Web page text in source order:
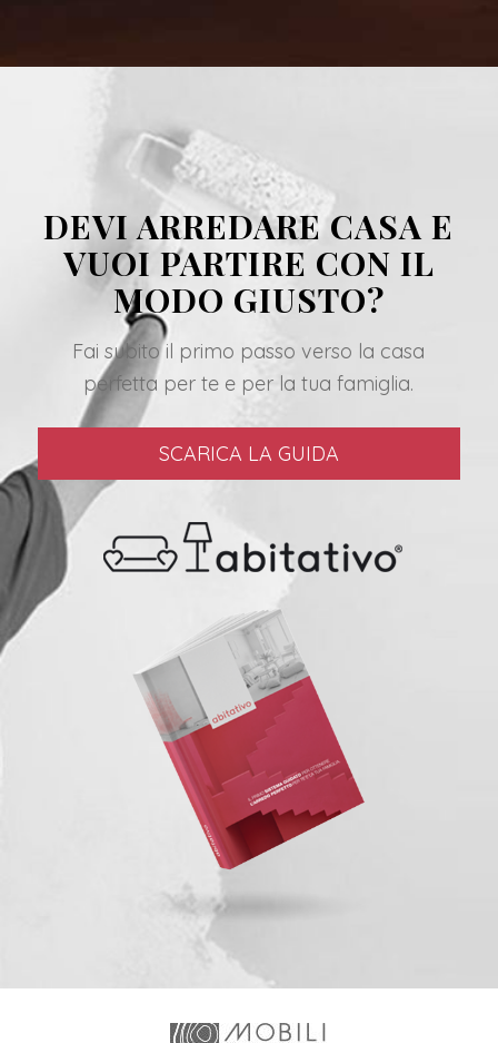
DEVI ARREDARE CASA E
VUOI PARTIRE CON IL
MODO GIUSTO?
Fai subito il primo passo verso la casa
perfetta per te e per la tua famiglia.
SCARICA LA GUIDA